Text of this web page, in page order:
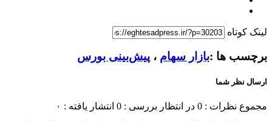
لینک کوتاه
برچسب ها :بازار سهام ، پیش‌بینی بورس
ارسال نظر شما
مجموع نظرات : 0 در انتظار بررسی : 0 انتشار یافته : ۰